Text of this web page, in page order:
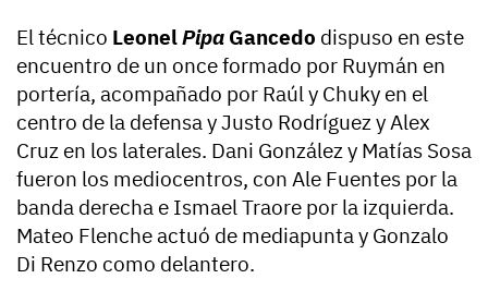
El técnico LeonelPipa Gancedo dispuso en este
encuentro de un once formado por Ruymán en
portería, acompañado por Raúl y Chuky en el
centro de la defensa y Justo Rodríguez y Alex
Cruz en los laterales. Dani González y Matías Sosa
fueron los mediocentros, con Ale Fuentes por la
banda derecha e Ismael Traore por la izquierda.
Mateo Flenche actuó de mediapunta y Gonzalo
Di Renzo como delantero.